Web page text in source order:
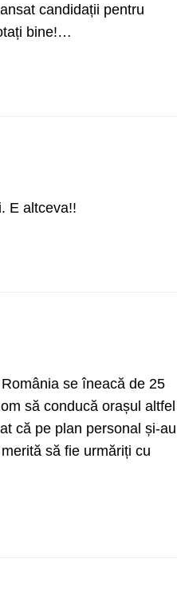
candidații pentru
bine!…
E altceva!!
se îneacă de 25
să conducă orașul altfel
că pe plan personal și-au
să fie urmăriți cu